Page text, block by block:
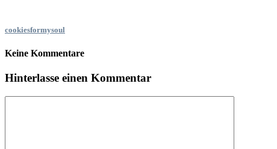
cookiesformysoul
Keine Kommentare
Hinterlasse einen Kommentar